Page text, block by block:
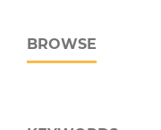
BROWSE